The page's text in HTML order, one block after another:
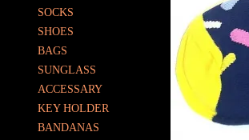
SOCKS
SHOES
BAGS
SUNGLASS
ACCESSARY
KEY HOLDER
BANDANAS